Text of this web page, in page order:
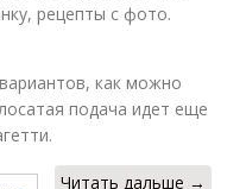
рецепты с фото.
как можно
подача идет еще
Читать дальше →